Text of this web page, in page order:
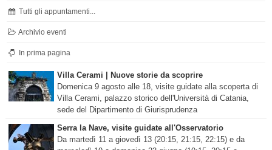
Tutti gli appuntamenti...
Archivio eventi
In prima pagina
Villa Cerami | Nuove storie da scoprire
Domenica 9 agosto alle 18, visite guidate alla scoperta di
Villa Cerami, palazzo storico dell'Università di Catania,
sede del Dipartimento di Giurisprudenza
Serra la Nave, visite guidate all'Osservatorio
Da martedì 11 a giovedì 13 (20:15, 21:15, 22:15) e da